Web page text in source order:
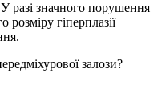
разі значного порушення
розміру гіперплазії
залози?